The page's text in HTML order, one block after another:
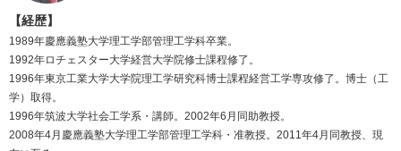
【経歴】
1989年慶應義塾大学理工学部管理工学科卒業。
1992年ロチェスター大学経営大学院修士課程修了。
1996年東京工業大学大学院理工学研究科博士課程経営工学専攻修了。博士（工
学）取得。
1996年筑波大学社会工学系・講師。2002年6月同助教授。
2008年4月慶應義塾大学理工学部管理工学科・准教授。2011年4月同教授、現